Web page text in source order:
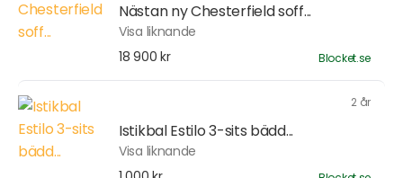
Nästan ny Chesterfield soff...
Visa liknande
18 900 kr
Blocket.se
2 år
Istikbal Estilo 3-sits bädd...
Visa liknande